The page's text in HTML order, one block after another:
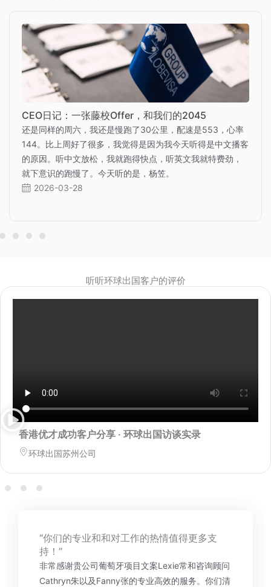
CEO日记：一张藤校Offer，和我们的2045
还是同样的周六，我还是慢跑了30公里，配速是553，心率
144。比上周好了很多，我觉得是因为我今天听得是中文播客
的原因。听中文放松，我就跑得快点，听英文我就特费劲，
就下意识的跑慢了。今天听的是，杨笠。
2026-03-28
听听环球出国客户的评价
香港优才成功客户分享 · 环球出国访谈实录
环球出国苏州公司
“你们的专业和和对工作的热情值得更多支
持！”
非常感谢贵公司葡萄牙项目文案Lexie常和咨询顾问
Cathryn朱以及Fanny张的专业高效的服务。你们清